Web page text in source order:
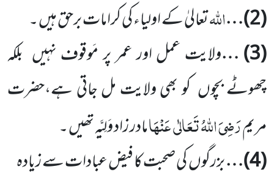
(
2
)…اللّٰہتعالیٰ کے اولیاء کی کرامات برحق ہیں ۔
(
3
) …ولایت عمل اور عمر پر مَوقوف نہیں بلکہ
چھوٹے بچوں کو بھی ولایت مل جاتی ہے،حضرت
مریمرَضِیَ اللّٰہُ تَعَالٰیعَنْہَامادر زاد وَلِیَّہ تھیں ۔
(
4
)…بزرگوںکی صحبت کا فیض عبادات سے زیادہ